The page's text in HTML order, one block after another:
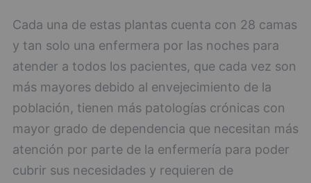
Cada una de estas plantas cuenta con 28 camas
y tan solo una enfermera por las noches para
atender a todos los pacientes, que cada vez son
más mayores debido al envejecimiento de la
población, tienen más patologías crónicas con
mayor grado de dependencia que necesitan más
atención por parte de la enfermería para poder
cubrir sus necesidades y requieren de